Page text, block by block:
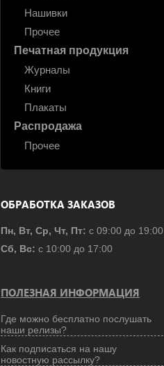
Нашивки
Прочее
Печатная продукция
Журналы
Книги
Плакаты
Распродажа
Прочее
ОБРАБОТКА ЗАКАЗОВ
Пн, Вт, Ср, Чт, Пт: с 09:00 до 19:00
Сб, Вс: с 10:00 до 17:00
ПОЛЕЗНАЯ ИНФОРМАЦИЯ
Где можно бесплатно послушать
наши релизы?
Как подписаться на нашу
новостную рассылку?